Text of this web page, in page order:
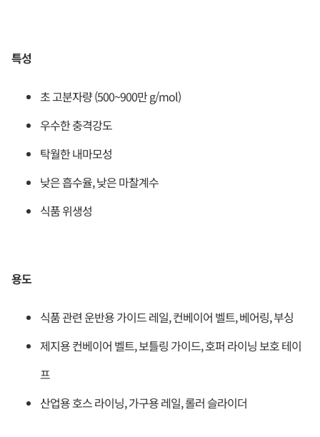
특성
초 고분자량 (500~900만 g/mol)
우수한 충격강도
탁월한 내마모성
낮은 흡수율, 낮은 마찰계수
식품 위생성
용도
식품 관련 운반용 가이드 레일, 컨베이어 벨트, 베어링, 부싱
제지용 컨베이어 벨트, 보틀링 가이드, 호퍼 라이닝 보호 테이
프
산업용 호스 라이닝, 가구용 레일, 롤러 슬라이더